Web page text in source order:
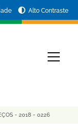
Alto Contraste
- 2018 - 0226